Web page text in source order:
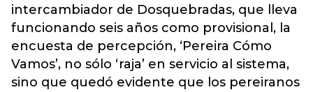
intercambiador de Dosquebradas, que lleva
funcionando seis años como provisional, la
encuesta de percepción, ‘Pereira Cómo
Vamos’, no sólo ‘raja’ en servicio al sistema,
sino que quedó evidente que los pereiranos